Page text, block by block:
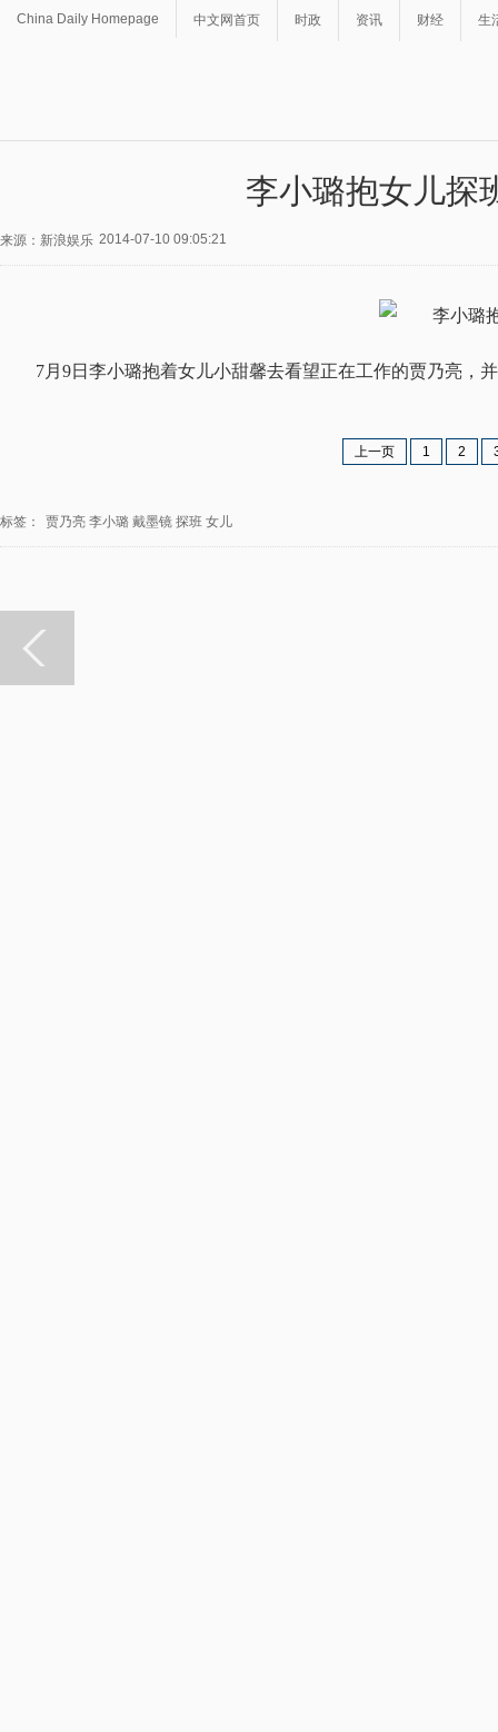
China Daily Homepage 中文网首页 时政 资讯 财经 生
李小璐抱女儿探
来源：新浪娱乐 2014-07-10 09:05:21
7月9日李小璐抱着女儿小甜馨去看望正在工作的贾乃亮，
上一页 1 2
标签： 贾乃亮 李小璐 戴墨镜 探班 女儿